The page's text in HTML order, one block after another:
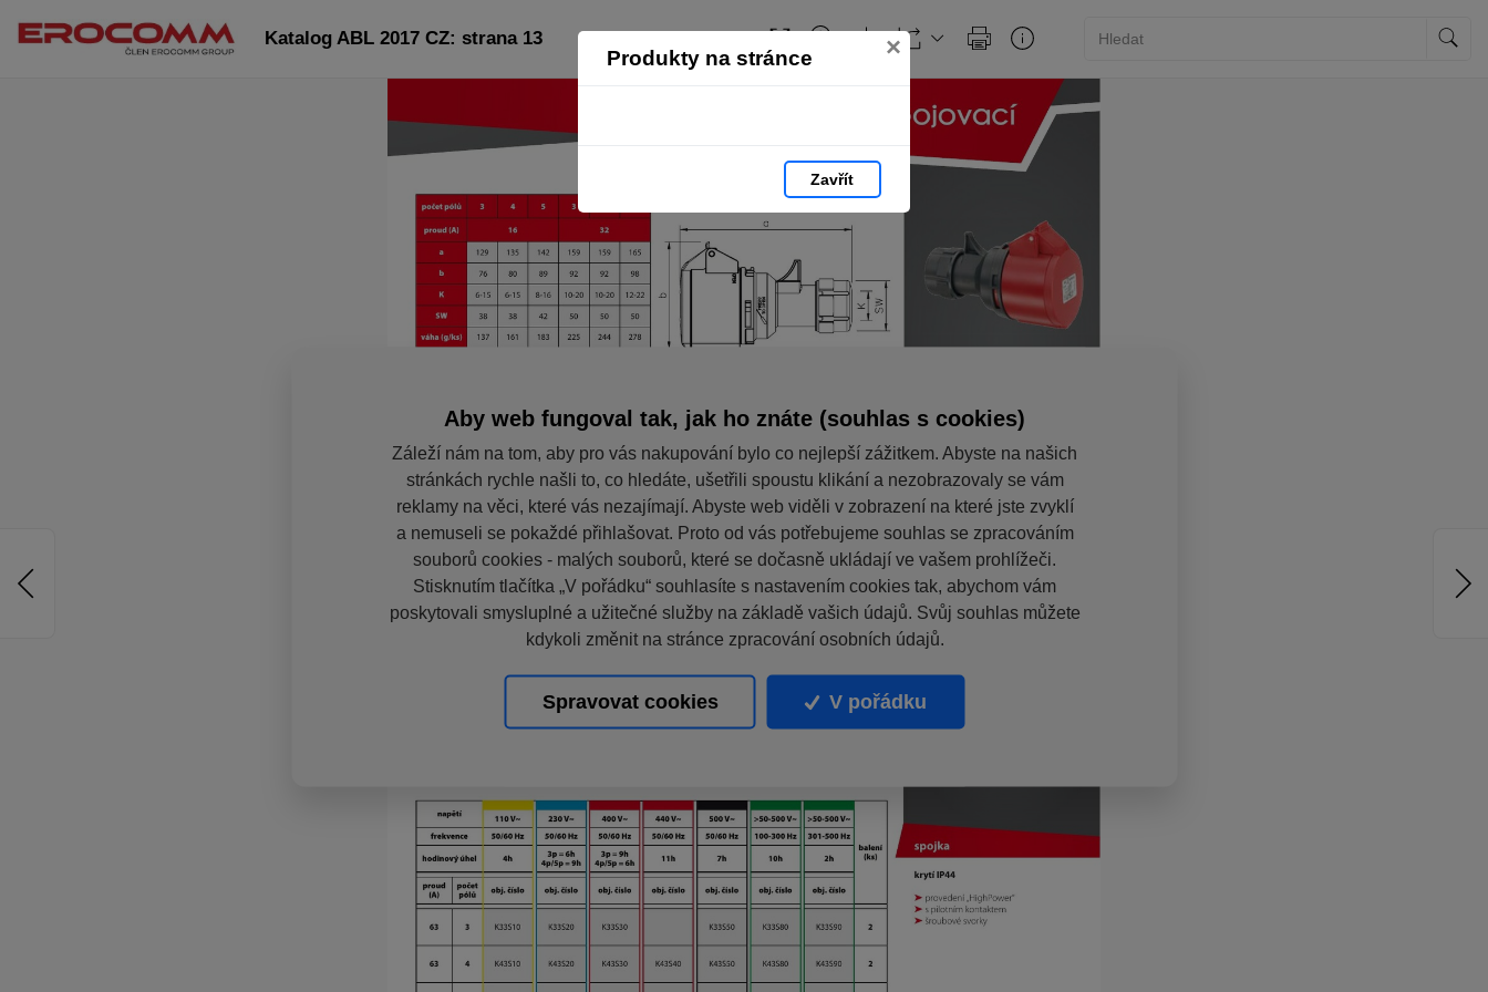
Produkty na stránce ×
Zavřít
Katalog ABL 2017 CZ: strana 13
Aby web fungoval tak, jak ho znáte (souhlas s cookies)
Záleží nám na tom, aby pro vás nakupování bylo co nejlepší zážitkem. Abyste na našich
stránkách rychle našli to, co hledáte, ušetřili spoustu klikání a nezobrazovaly se vám
reklamy na věci, které vás nezajímají. Abyste web viděli v zobrazení na které jste zvyklí
a nemuseli se pokaždé přihlašovat. Proto od vás potřebujeme souhlas se zpracováním
souborů cookies - malých souborů, které se dočasně ukládají ve vašem prohlížeči.
Stisknutím tlačítka „V pořádku“ souhlasíte s nastavením cookies tak, abychom vám
poskytovali smysluplné a užitečné služby na základě vašich údajů. Svůj souhlas můžete
kdykoli změnit na stránce zpracování osobních údajů.
Spravovat cookies V pořádku